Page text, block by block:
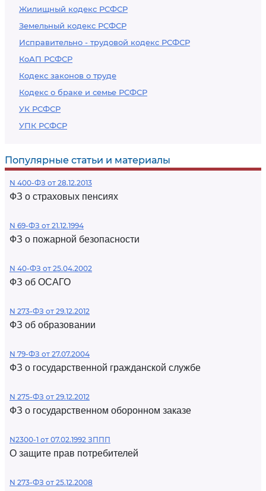
Жилищный кодекс РСФСР
Земельный кодекс РСФСР
Исправительно - трудовой кодекс РСФСР
КоАП РСФСР
Кодекс законов о труде
Кодекс о браке и семье РСФСР
УК РСФСР
УПК РСФСР
Популярные статьи и материалы
N 400-ФЗ от 28.12.2013
ФЗ о страховых пенсиях
N 69-ФЗ от 21.12.1994
ФЗ о пожарной безопасности
N 40-ФЗ от 25.04.2002
ФЗ об ОСАГО
N 273-ФЗ от 29.12.2012
ФЗ об образовании
N 79-ФЗ от 27.07.2004
ФЗ о государственной гражданской службе
N 275-ФЗ от 29.12.2012
ФЗ о государственном оборонном заказе
N2300-1 от 07.02.1992 ЗППП
О защите прав потребителей
N 273-ФЗ от 25.12.2008